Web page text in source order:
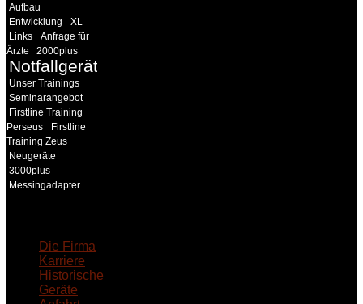
Aufbau
Entwicklung
XL
Links
Anfrage für
Ärzte
2000plus
Notfallgeräte
Unser Trainings
Seminarangebot
Firstline Training
Perseus
Firstline
Training Zeus
Neugeräte
3000plus
Messingadapter
Die Firma
Karriere
Historische
Geräte